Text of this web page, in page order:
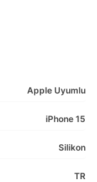
Apple Uyumlu
iPhone 15
Silikon
TR